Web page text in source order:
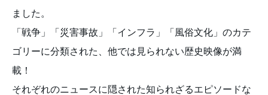
ました。
「戦争」「災害事故」「インフラ」「風俗文化」のカテ
ゴリーに分類された、他では見られない歴史映像が満
載！
それぞれのニュースに隠された知られざるエピソードな